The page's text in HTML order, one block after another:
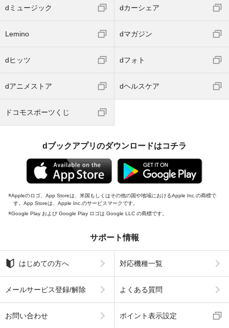
dミュージック dカーシェア
Lemino dマガジン
dヒッツ dフォト
dアニメストア dヘルスケア
ドコモスポーツくじ
dブックアプリのダウンロードはコチラ
Appleのロゴ、App Storeは、米国もしくはその他の国や地域におけるApple Inc.の商標で
す。App Storeは、Apple Inc.のサービスマークです。
Google Play および Google Play ロゴは Google LLC の商標です。
サポート情報
はじめての方へ 対応機種一覧
メールサービス登録/解除 よくある質問
お問い合わせ ポイント表示設定